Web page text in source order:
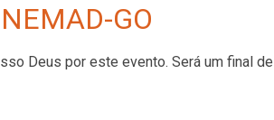
GO
Deus por este evento. Será um final